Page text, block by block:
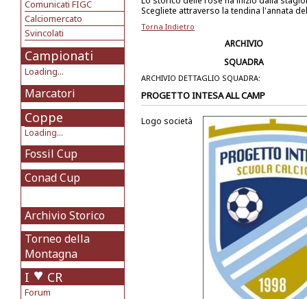
Comunicati FIGC
Calciomercato
Svincolati
Campionati
Loading...
Marcatori
Coppe
Loading...
Fossil Cup
Conad Cup
Archivio Storico
Torneo della
Montagna
I CR
Forum
Scegliete attraverso la tendina l'annata
Torna Indietro
ARCHIVIO
SQUADRA
ARCHIVIO DETTAGLIO SQUADRA:
PROGETTO INTESA ALL CAMP
Logo società